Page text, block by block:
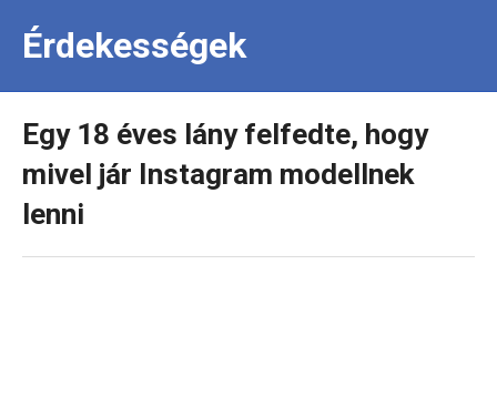
Érdekességek
Egy 18 éves lány felfedte, hogy
mivel jár Instagram modellnek
lenni